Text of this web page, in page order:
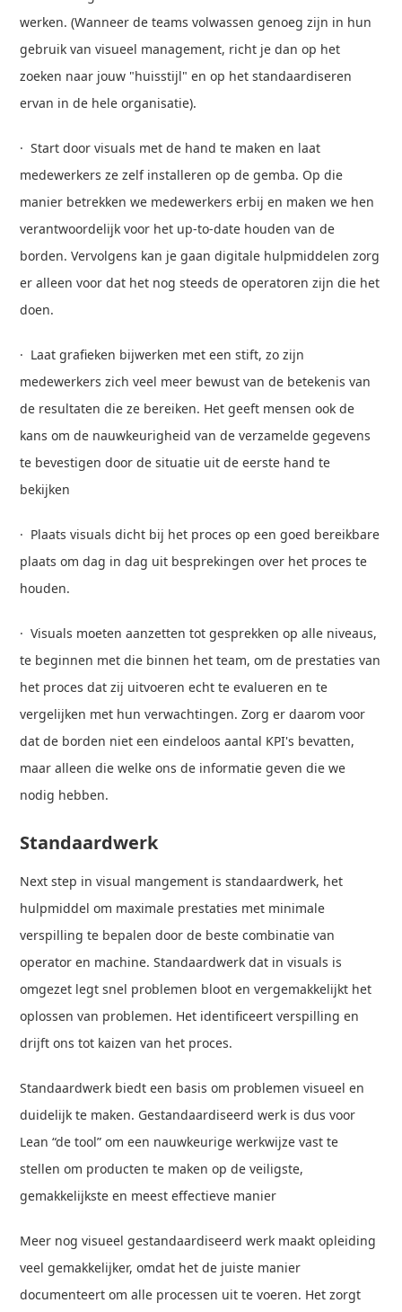
werken. (Wanneer de teams volwassen genoeg zijn in hun
gebruik van visueel management, richt je dan op het
zoeken naar jouw "huisstijl" en op het standaardiseren
ervan in de hele organisatie).
· Start door visuals met de hand te maken en laat
medewerkers ze zelf installeren op de gemba. Op die
manier betrekken we medewerkers erbij en maken we hen
verantwoordelijk voor het up-to-date houden van de
borden. Vervolgens kan je gaan digitale hulpmiddelen zorg
er alleen voor dat het nog steeds de operatoren zijn die het
doen.
· Laat grafieken bijwerken met een stift, zo zijn
medewerkers zich veel meer bewust van de betekenis van
de resultaten die ze bereiken. Het geeft mensen ook de
kans om de nauwkeurigheid van de verzamelde gegevens
te bevestigen door de situatie uit de eerste hand te
bekijken
· Plaats visuals dicht bij het proces op een goed bereikbare
plaats om dag in dag uit besprekingen over het proces te
houden.
· Visuals moeten aanzetten tot gesprekken op alle niveaus,
te beginnen met die binnen het team, om de prestaties van
het proces dat zij uitvoeren echt te evalueren en te
vergelijken met hun verwachtingen. Zorg er daarom voor
dat de borden niet een eindeloos aantal KPI's bevatten,
maar alleen die welke ons de informatie geven die we
nodig hebben.
Standaardwerk
Next step in visual mangement is standaardwerk, het
hulpmiddel om maximale prestaties met minimale
verspilling te bepalen door de beste combinatie van
operator en machine. Standaardwerk dat in visuals is
omgezet legt snel problemen bloot en vergemakkelijkt het
oplossen van problemen. Het identificeert verspilling en
drijft ons tot kaizen van het proces.
Standaardwerk biedt een basis om problemen visueel en
duidelijk te maken. Gestandaardiseerd werk is dus voor
Lean “de tool” om een nauwkeurige werkwijze vast te
stellen om producten te maken op de veiligste,
gemakkelijkste en meest effectieve manier
Meer nog visueel gestandaardiseerd werk maakt opleiding
veel gemakkelijker, omdat het de juiste manier
documenteert om alle processen uit te voeren. Het zorgt